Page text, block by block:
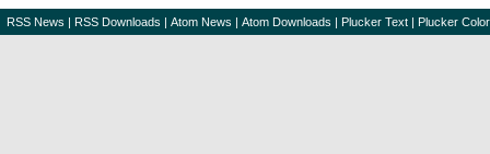
RSS News | RSS Downloads | Atom News | Atom Downloads | Plucker Text | Plucker Color